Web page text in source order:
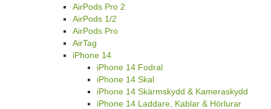
AirPods Pro 2
AirPods 1/2
AirPods Pro
AirTag
iPhone 14
iPhone 14 Fodral
iPhone 14 Skal
iPhone 14 Skärmskydd & Kameraskydd
iPhone 14 Laddare, Kablar & Hörlurar